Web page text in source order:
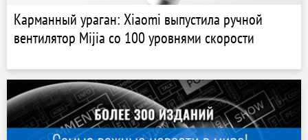
Карманный ураган: Xiaomi выпустила ручной
вентилятор Mijia со 100 уровнями скорости